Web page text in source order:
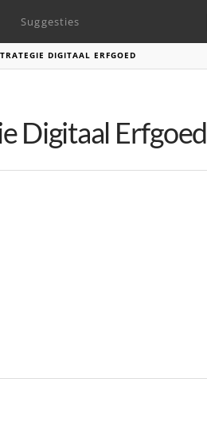
Suggesties
DIGITAAL ERFGOED
Digitaal Erfgoed